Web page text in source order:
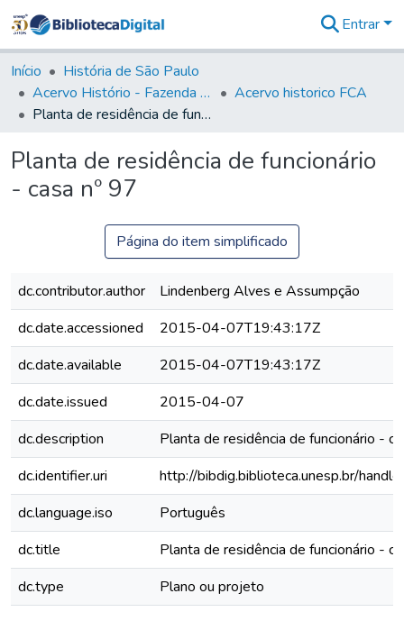
&
Coleções
Tudo na
Biblioteca
Estatísticas
Entrar
Início
História de São Paulo
Acervo Histório - Fazenda Lageado
Acervo historico FCA
Planta de residência de funcionário - casa nº 97
Planta de residência de funcionário
- casa nº 97
Página do item simplificado
dc.contributor.author
Lindenberg Alves e Assumpção
dc.date.accessioned
2015-04-07T19:43:17Z
dc.date.available
2015-04-07T19:43:17Z
dc.date.issued
2015-04-07
dc.description
Planta de residência de funcionário -
dc.identifier.uri
http://bibdig.biblioteca.unesp.br/
dc.language.iso
Português
dc.title
Planta de residência de funcionário -
dc.type
Plano ou projeto